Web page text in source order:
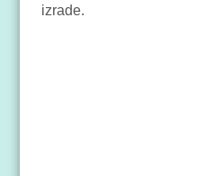
izrade.